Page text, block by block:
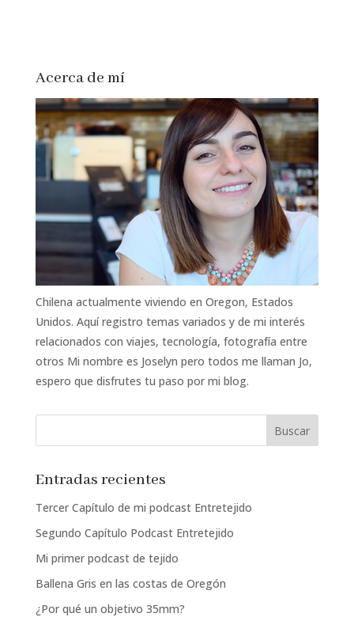
Acerca de mí
Chilena actualmente viviendo en Oregon, Estados
Unidos. Aquí registro temas variados y de mi interés
relacionados con viajes, tecnología, fotografía entre
otros Mi nombre es Joselyn pero todos me llaman Jo,
espero que disfrutes tu paso por mi blog.
Entradas recientes
Tercer Capítulo de mi podcast Entretejido
Segundo Capítulo Podcast Entretejido
Mi primer podcast de tejido
Ballena Gris en las costas de Oregón
¿Por qué un objetivo 35mm?